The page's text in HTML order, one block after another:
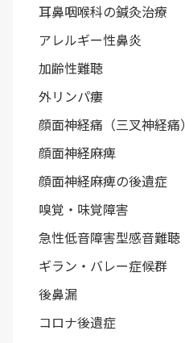
耳鼻咽喉科の鍼灸治療
アレルギー性鼻炎
加齢性難聴
外リンパ瘻
顔面神経痛（三叉神経痛）
顔面神経麻痺
顔面神経麻痺の後遺症
嗅覚・味覚障害
急性低音障害型感音難聴
ギラン・バレー症候群
後鼻漏
コロナ後遺症